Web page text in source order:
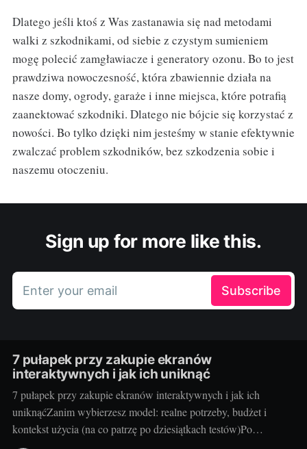
Dlatego jeśli ktoś z Was zastanawia się nad metodami
walki z szkodnikami, od siebie z czystym sumieniem
mogę polecić zamgławiacze i generatory ozonu. Bo to jest
prawdziwa nowoczesność, która zbawiennie działa na
nasze domy, ogrody, garaże i inne miejsca, które potrafią
zaanektować szkodniki. Dlatego nie bójcie się korzystać z
nowości. Bo tylko dzięki nim jesteśmy w stanie efektywnie
zwalczać problem szkodników, bez szkodzenia sobie i
naszemu otoczeniu.
Sign up for more like this.
Enter your email Subscribe
7 pułapek przy zakupie ekranów
interaktywnych i jak ich uniknąć
7 pułapek przy zakupie ekranów interaktywnych i jak ich
uniknąćZanim wybierzesz model: realne potrzeby, budżet i
kontekst użycia (na co patrzę po dziesiątkach testów)Po